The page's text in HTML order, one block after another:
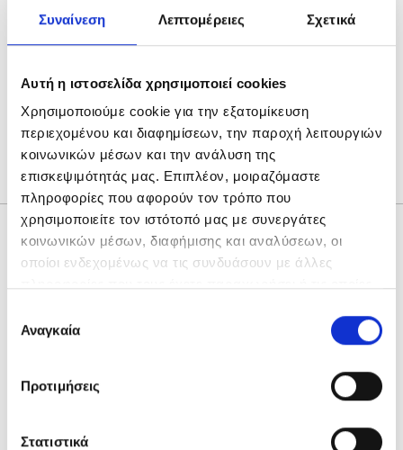
Συναίνεση Λεπτομέρειες Σχετικά
Αυτή η ιστοσελίδα χρησιμοποιεί cookies
Χρησιμοποιούμε cookie για την εξατομίκευση
περιεχομένου και διαφημίσεων, την παροχή λειτουργιών
κοινωνικών μέσων και την ανάλυση της
επισκεψιμότητάς μας. Επιπλέον, μοιραζόμαστε
πληροφορίες που αφορούν τον τρόπο που
χρησιμοποιείτε τον ιστότοπό μας με συνεργάτες
κοινωνικών μέσων, διαφήμισης και αναλύσεων, οι
οποίοι ενδεχομένως να τις συνδυάσουν με άλλες
των υπηρεσιών τους.
συγκατάθεσης
Αναγκαία
Προτιμήσεις
Στατιστικά
SEA SHELLS ΣΕΤ ΛΑΔΟΠΑΝΑ
60,00€Original
price
was:
60,00€.
40,00€Η
τρέχουσα
τιμή
είναι:
40,00€.